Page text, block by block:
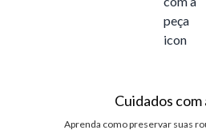
Cuidados com
Aprenda como preservar suas